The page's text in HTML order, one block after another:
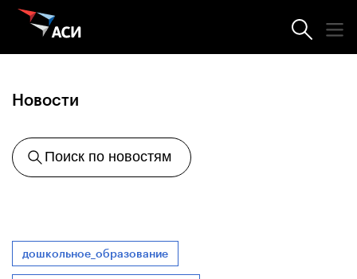
Агентство
Новости
Поиск по новостям
дошкольное_образование